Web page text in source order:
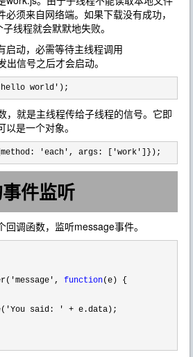
须来自网络端。如果下载没有成功，
线程就会默默地失败。
启动，必需等待主线程调用
信号之后才会启动。
world');
，就是主线程传给子线程的信号。它即
是一个对象。
'each', args: ['work']});
件监听
调函数，监听message事件。
'message', function(e) {
'You said: ' + e.data);